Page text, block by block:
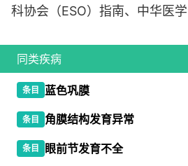
科协会（ESO）指南、中华医学
同类疾病
条目 蓝色巩膜
条目 角膜结构发育异常
条目 眼前节发育不全